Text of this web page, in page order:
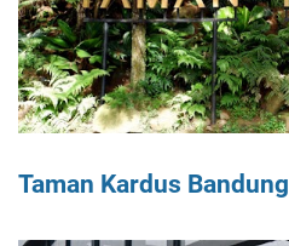
Taman Kardus Bandung